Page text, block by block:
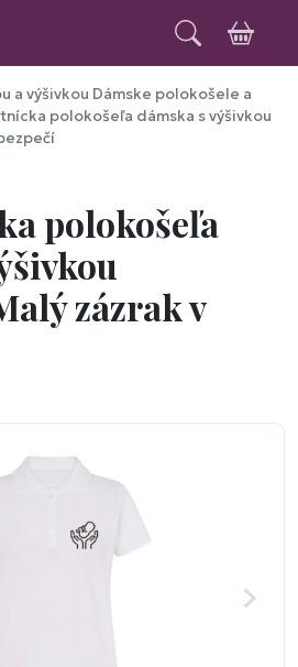
a výšivkou Dámske polokošele a
polokošeľa dámska s výšivkou
polokošeľa
zázrak v